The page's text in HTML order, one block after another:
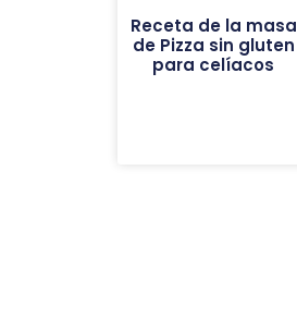
Receta de la masa
de Pizza sin gluten
para celíacos